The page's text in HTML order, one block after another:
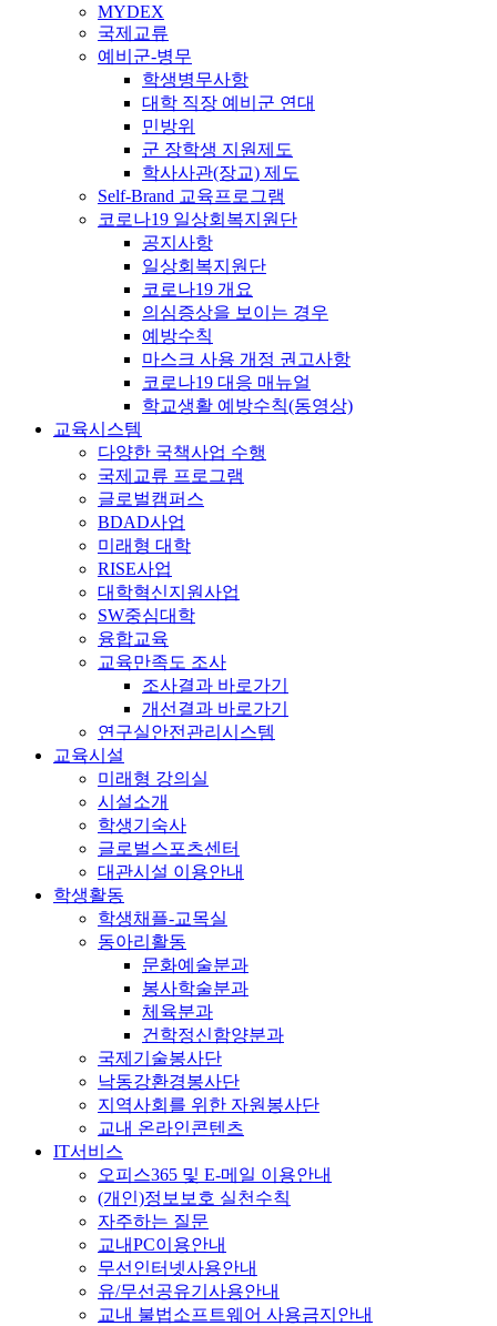
MYDEX
국제교류
예비군-병무
학생병무사항
대학 직장 예비군 연대
민방위
군 장학생 지원제도
학사사관(장교) 제도
Self-Brand 교육프로그램
코로나19 일상회복지원단
공지사항
일상회복지원단
코로나19 개요
의심증상을 보이는 경우
예방수칙
마스크 사용 개정 권고사항
코로나19 대응 매뉴얼
학교생활 예방수칙(동영상)
교육시스템
다양한 국책사업 수행
국제교류 프로그램
글로벌캠퍼스
BDAD사업
미래형 대학
RISE사업
대학혁신지원사업
SW중심대학
융합교육
교육만족도 조사
조사결과 바로가기
개선결과 바로가기
연구실안전관리시스템
교육시설
미래형 강의실
시설소개
학생기숙사
글로벌스포츠센터
대관시설 이용안내
학생활동
학생채플-교목실
동아리활동
문화예술분과
봉사학술분과
체육분과
건학정신함양분과
국제기술봉사단
낙동강환경봉사단
지역사회를 위한 자원봉사단
교내 온라인콘텐츠
IT서비스
오피스365 및 E-메일 이용안내
(개인)정보보호 실천수칙
자주하는 질문
교내PC이용안내
무선인터넷사용안내
유/무선공유기사용안내
교내 불법소프트웨어 사용금지안내